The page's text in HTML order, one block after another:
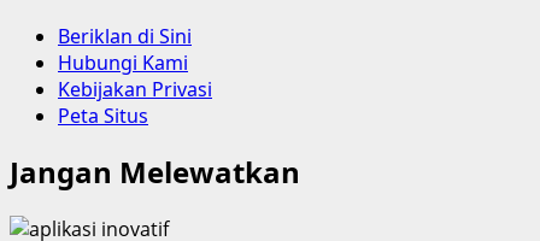
Beriklan di Sini
Hubungi Kami
Kebijakan Privasi
Peta Situs
Jangan Melewatkan